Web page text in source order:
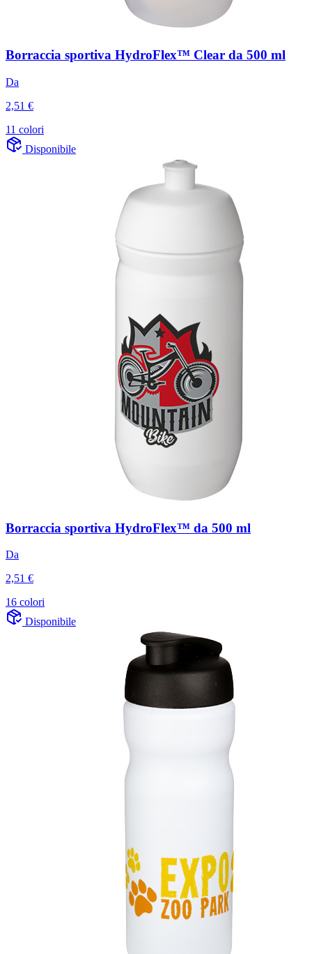
Borraccia sportiva HydroFlex™ Clear da 500 ml
Da
2,51 €
11 colori
Disponibile
Borraccia sportiva HydroFlex™ da 500 ml
Da
2,51 €
16 colori
Disponibile